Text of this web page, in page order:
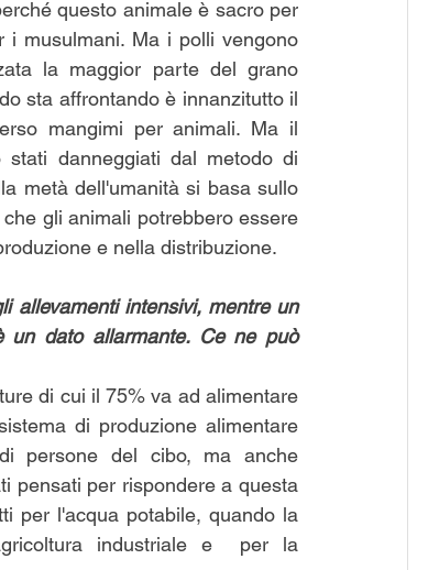
questo animale è sacro per
musulmani. Ma i polli vengono
la maggior parte del grano
sta affrontando è innanzitutto il
mangimi per animali. Ma il
danneggiati dal metodo di
metà dell'umanità si basa sullo
gli animali potrebbero essere
e nella distribuzione.
allevamenti intensivi, mentre un
dato allarmante. Ce ne può
di cui il 75% va ad alimentare
di produzione alimentare
persone del cibo, ma anche
pensati per rispondere a questa
per l'acqua potabile, quando la
industriale e  per la